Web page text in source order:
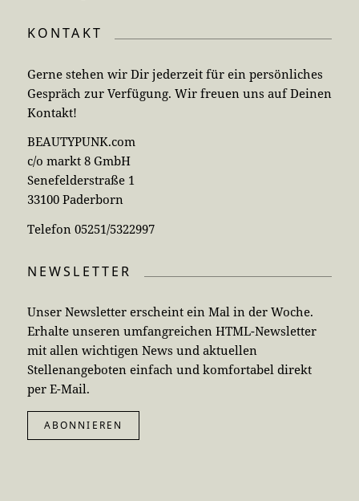
KONTAKT
Gerne stehen wir Dir jederzeit für ein persönliches
Gespräch zur Verfügung. Wir freuen uns auf Deinen
Kontakt!
BEAUTYPUNK.com
c/o markt 8 GmbH
Senefelderstraße 1
33100 Paderborn
Telefon 05251/5322997
NEWSLETTER
Unser Newsletter erscheint ein Mal in der Woche.
Erhalte unseren umfangreichen HTML-Newsletter
mit allen wichtigen News und aktuellen
Stellenangeboten einfach und komfortabel direkt
per E-Mail.
ABONNIEREN